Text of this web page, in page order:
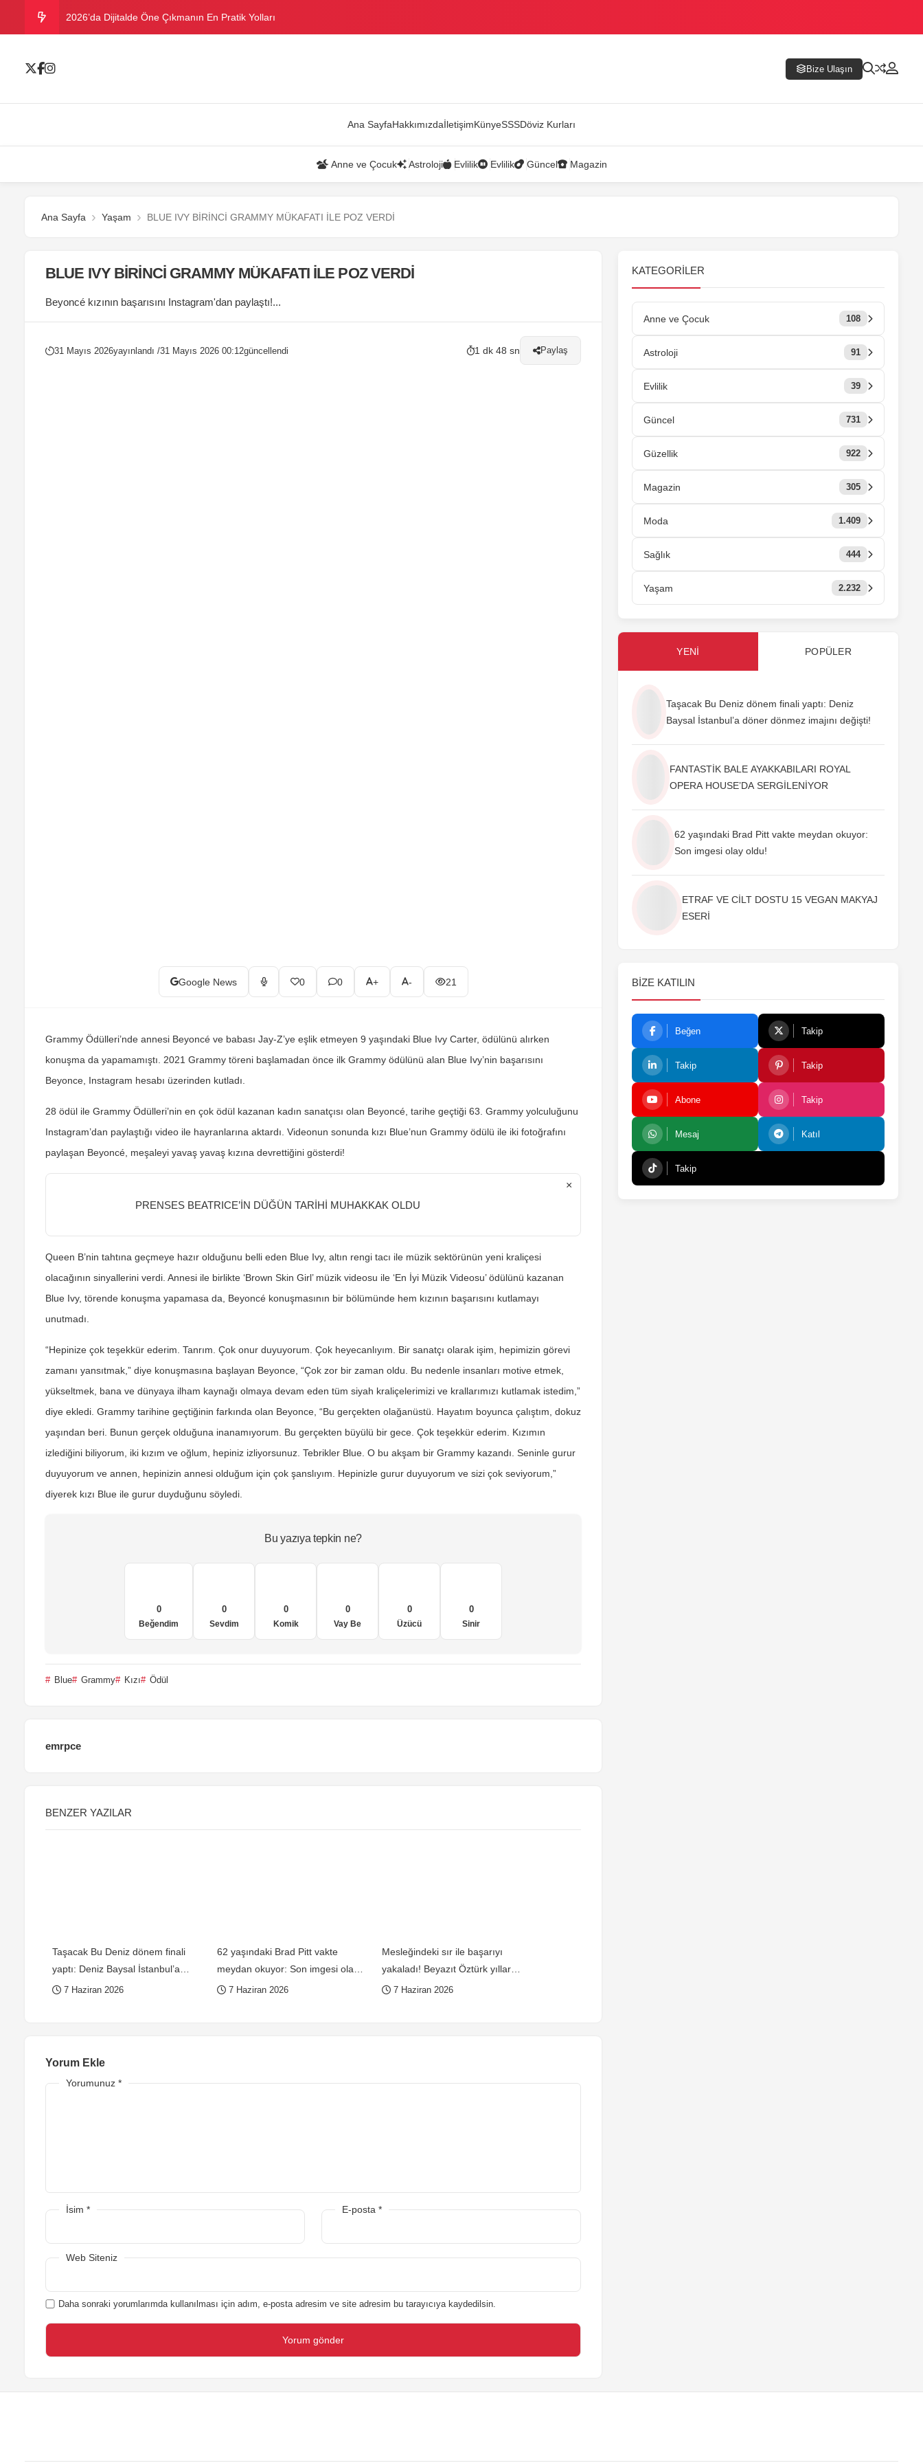
2026’da Dijitalde Öne Çıkmanın En Pratik Yolları
Bize Ulaşın
Ana SayfaHakkımızdaİletişimKünyeSSSDöviz Kurları
Anne ve Çocuk Astroloji Evlilik Evlilik Güncel Magazin
Ana Sayfa Yaşam BLUE IVY BİRİNCİ GRAMMY MÜKAFATI İLE POZ VERDİ
BLUE IVY BİRİNCİ GRAMMY MÜKAFATI İLE POZ VERDİ
Beyoncé kızının başarısını Instagram'dan paylaştı!...
31 Mayıs 2026yayınlandı /31 Mayıs 2026 00:12güncellendi 1 dk 48 sn Paylaş
Google News 0 0 + - 21
Grammy Ödülleri’nde annesi Beyoncé ve babası Jay-Z’ye eşlik etmeyen 9 yaşındaki Blue Ivy Carter, ödülünü alırken
konuşma da yapamamıştı. 2021 Grammy töreni başlamadan önce ilk Grammy ödülünü alan Blue Ivy’nin başarısını
Beyonce, Instagram hesabı üzerinden kutladı.
28 ödül ile Grammy Ödülleri’nin en çok ödül kazanan kadın sanatçısı olan Beyoncé, tarihe geçtiği 63. Grammy yolculuğunu
Instagram’dan paylaştığı video ile hayranlarına aktardı. Videonun sonunda kızı Blue’nun Grammy ödülü ile iki fotoğrafını
paylaşan Beyoncé, meşaleyi yavaş yavaş kızına devrettiğini gösterdi!
PRENSES BEATRICE’İN DÜĞÜN TARİHİ MUHAKKAK OLDU
×
Queen B’nin tahtına geçmeye hazır olduğunu belli eden Blue Ivy, altın rengi tacı ile müzik sektörünün yeni kraliçesi
olacağının sinyallerini verdi. Annesi ile birlikte ‘Brown Skin Girl’ müzik videosu ile ‘En İyi Müzik Videosu’ ödülünü kazanan
Blue Ivy, törende konuşma yapamasa da, Beyoncé konuşmasının bir bölümünde hem kızının başarısını kutlamayı
unutmadı.
“Hepinize çok teşekkür ederim. Tanrım. Çok onur duyuyorum. Çok heyecanlıyım. Bir sanatçı olarak işim, hepimizin görevi
zamanı yansıtmak,” diye konuşmasına başlayan Beyonce, “Çok zor bir zaman oldu. Bu nedenle insanları motive etmek,
yükseltmek, bana ve dünyaya ilham kaynağı olmaya devam eden tüm siyah kraliçelerimizi ve krallarımızı kutlamak istedim,”
diye ekledi. Grammy tarihine geçtiğinin farkında olan Beyonce, “Bu gerçekten olağanüstü. Hayatım boyunca çalıştım, dokuz
yaşından beri. Bunun gerçek olduğuna inanamıyorum. Bu gerçekten büyülü bir gece. Çok teşekkür ederim. Kızımın
izlediğini biliyorum, iki kızım ve oğlum, hepiniz izliyorsunuz. Tebrikler Blue. O bu akşam bir Grammy kazandı. Seninle gurur
duyuyorum ve annen, hepinizin annesi olduğum için çok şanslıyım. Hepinizle gurur duyuyorum ve sizi çok seviyorum,”
diyerek kızı Blue ile gurur duyduğunu söyledi.
Bu yazıya tepkin ne?
0
Beğendim
0
Sevdim
0
Komik
0
Vay Be
0
Üzücü
0
Sinir
Blue Grammy Kızı Ödül
emrpce
BENZER YAZILAR
Taşacak Bu Deniz dönem finali
yaptı: Deniz Baysal İstanbul’a
döner dönmez imajını değişti!
7 Haziran 2026
62 yaşındaki Brad Pitt vakte
meydan okuyor: Son imgesi olay
oldu!
7 Haziran 2026
Mesleğindeki sır ile başarıyı
yakaladı! Beyazıt Öztürk yıllar
sonra birinci defa açıkladı
7 Haziran 2026
Yorum Ekle
Yorumunuz *
İsim * E-posta *
Web Siteniz
Daha sonraki yorumlarımda kullanılması için adım, e-posta adresim ve site adresim bu tarayıcıya kaydedilsin.
KATEGORILER
Anne ve Çocuk 108
Astroloji 91
Evlilik 39
Güncel 731
Güzellik 922
Magazin 305
Moda 1.409
Sağlık 444
Yaşam 2.232
YENI POPÜLER
Taşacak Bu Deniz dönem finali yaptı: Deniz
Baysal İstanbul’a döner dönmez imajını değişti!
FANTASTİK BALE AYAKKABILARI ROYAL
OPERA HOUSE’DA SERGİLENİYOR
62 yaşındaki Brad Pitt vakte meydan okuyor:
Son imgesi olay oldu!
ETRAF VE CİLT DOSTU 15 VEGAN MAKYAJ
ESERİ
BIZE KATILIN
Beğen Takip
Takip Takip
Abone Takip
Mesaj Katıl
Takip